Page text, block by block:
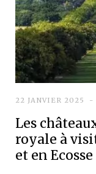
22 JANVIER 2025
Les
royale à
et en Ecosse